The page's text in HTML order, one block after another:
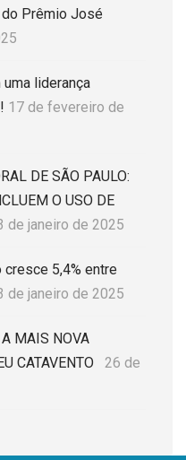
Prêmio José
liderança
17 de fevereiro de
DE SÃO PAULO:
O USO DE
de janeiro de 2025
5,4% entre
de janeiro de 2025
MAIS NOVA
CATAVENTO
26 de